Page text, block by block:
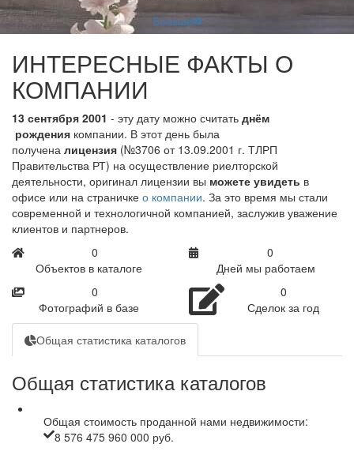
Больше
ИНТЕРЕСНЫЕ ФАКТЫ О
КОМПАНИИ
13 сентября 2001 - эту дату можно считать днём
рождения компании. В этот день была
получена лицензия (№3706 от 13.09.2001 г. ТЛРП
Правительства РТ) на осуществление риелторской
деятельности, оригинал лицензии вы можете увидеть в
офисе или на страничке о компании. За это время мы стали
современной и технологичной компанией, заслужив уважение
клиентов и партнеров.
0
Объектов в каталоге
0
Дней мы работаем
0
Фотографий в базе
0
Сделок за год
Общая статистика каталогов
Общая статистика каталогов
Общая стоимость проданной нами недвижимости:
8 576 475 960 000 руб.